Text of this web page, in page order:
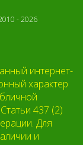
- 2026
интернет-
характер
437 (2)
Для
и